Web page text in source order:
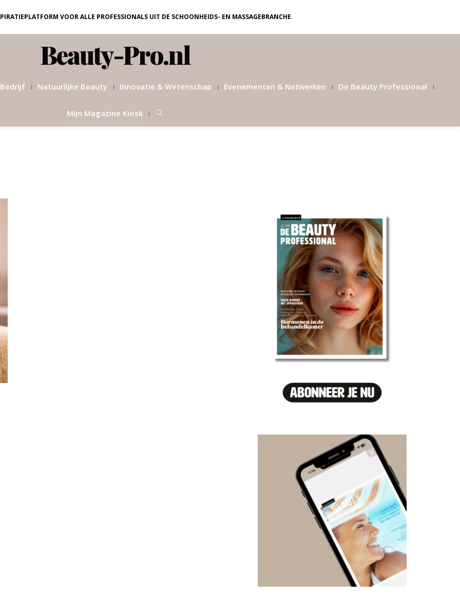
VOOR ALLE PROFESSIONALS UIT DE SCHOONHEIDS- EN MASSAGEBRANCHE.
Beauty-Pro.nl
Natuurlijke Beauty Innovatie & Wetenschap Evenementen & Netwerken De Beauty Professional
Mijn Magazine Kiosk